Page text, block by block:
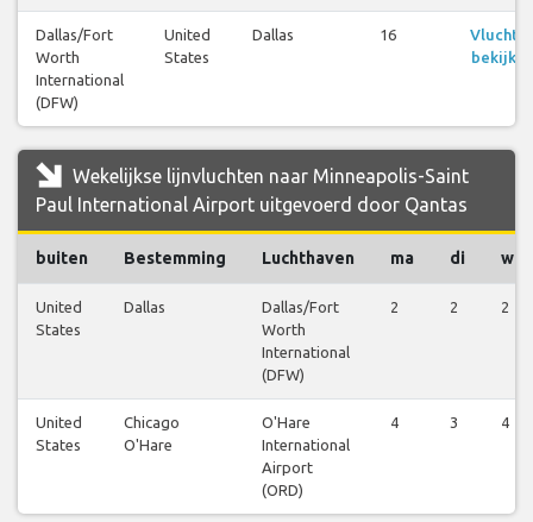
Dallas/Fort
Worth
International
(DFW)
United
States
Dallas 16
Wekelijkse lijnvluchten naar Minneapolis-Saint
Paul International Airport uitgevoerd door Qantas
buiten Bestemming Luchthaven ma di wo
United
States
Dallas
Dallas/Fort
Worth
International
(DFW)
2 2 2
United
States
Chicago
O'Hare
O'Hare
International
Airport
(ORD)
4 3 4